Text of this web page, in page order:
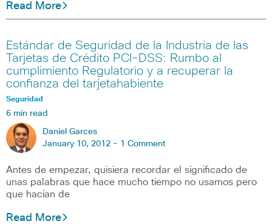
Read More
Estándar de Seguridad de la Industria de las
Tarjetas de Crédito PCI-DSS: Rumbo al
cumplimiento Regulatorio y a recuperar la
confianza del tarjetahabiente
Seguridad
6 min read
Daniel Garces
January 10, 2012 - 1 Comment
Antes de empezar, quisiera recordar el significado de
unas palabras que hace mucho tiempo no usamos pero
que hacían de
Read More